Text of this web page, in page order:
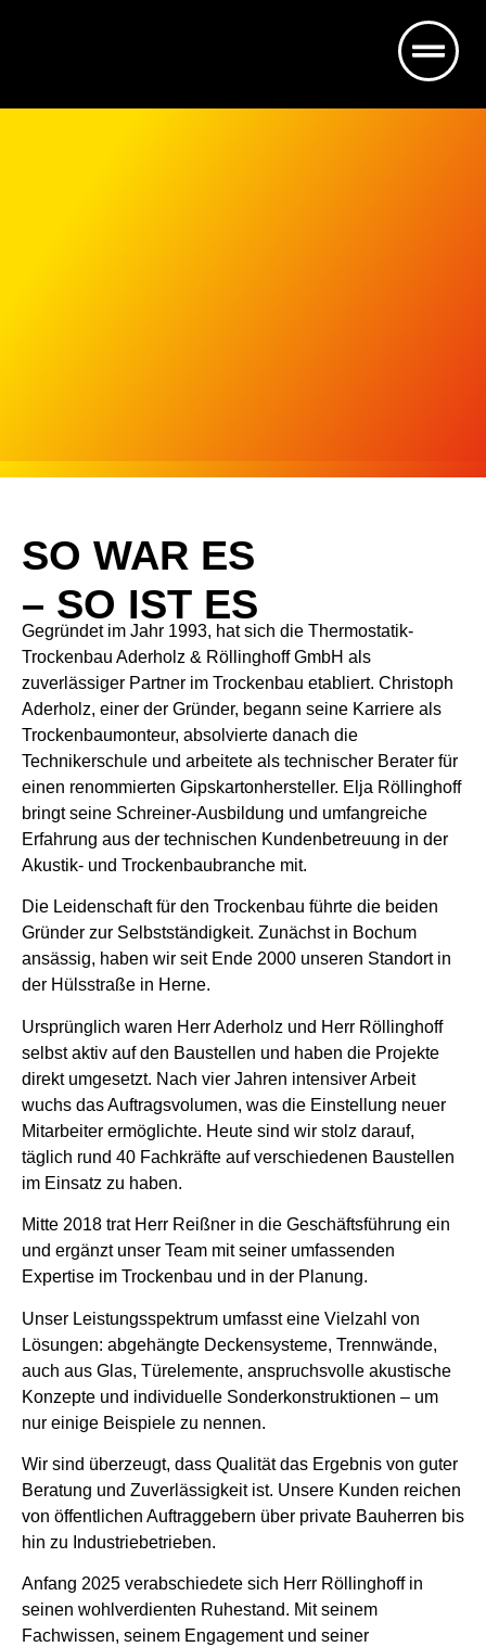
SO WAR ES
– SO IST ES
Gegründet im Jahr 1993, hat sich die Thermostatik-
Trockenbau Aderholz & Röllinghoff GmbH als
zuverlässiger Partner im Trockenbau etabliert. Christoph
Aderholz, einer der Gründer, begann seine Karriere als
Trockenbaumonteur, absolvierte danach die
Technikerschule und arbeitete als technischer Berater für
einen renommierten Gipskartonhersteller. Elja Röllinghoff
bringt seine Schreiner-Ausbildung und umfangreiche
Erfahrung aus der technischen Kundenbetreuung in der
Akustik- und Trockenbaubranche mit.
Die Leidenschaft für den Trockenbau führte die beiden
Gründer zur Selbstständigkeit. Zunächst in Bochum
ansässig, haben wir seit Ende 2000 unseren Standort in
der Hülsstraße in Herne.
Ursprünglich waren Herr Aderholz und Herr Röllinghoff
selbst aktiv auf den Baustellen und haben die Projekte
direkt umgesetzt. Nach vier Jahren intensiver Arbeit
wuchs das Auftragsvolumen, was die Einstellung neuer
Mitarbeiter ermöglichte. Heute sind wir stolz darauf,
täglich rund 40 Fachkräfte auf verschiedenen Baustellen
im Einsatz zu haben.
Mitte 2018 trat Herr Reißner in die Geschäftsführung ein
und ergänzt unser Team mit seiner umfassenden
Expertise im Trockenbau und in der Planung.
Unser Leistungsspektrum umfasst eine Vielzahl von
Lösungen: abgehängte Deckensysteme, Trennwände,
auch aus Glas, Türelemente, anspruchsvolle akustische
Konzepte und individuelle Sonderkonstruktionen – um
nur einige Beispiele zu nennen.
Wir sind überzeugt, dass Qualität das Ergebnis von guter
Beratung und Zuverlässigkeit ist. Unsere Kunden reichen
von öffentlichen Auftraggebern über private Bauherren bis
hin zu Industriebetrieben.
Anfang 2025 verabschiedete sich Herr Röllinghoff in
seinen wohlverdienten Ruhestand. Mit seinem
Fachwissen, seinem Engagement und seiner